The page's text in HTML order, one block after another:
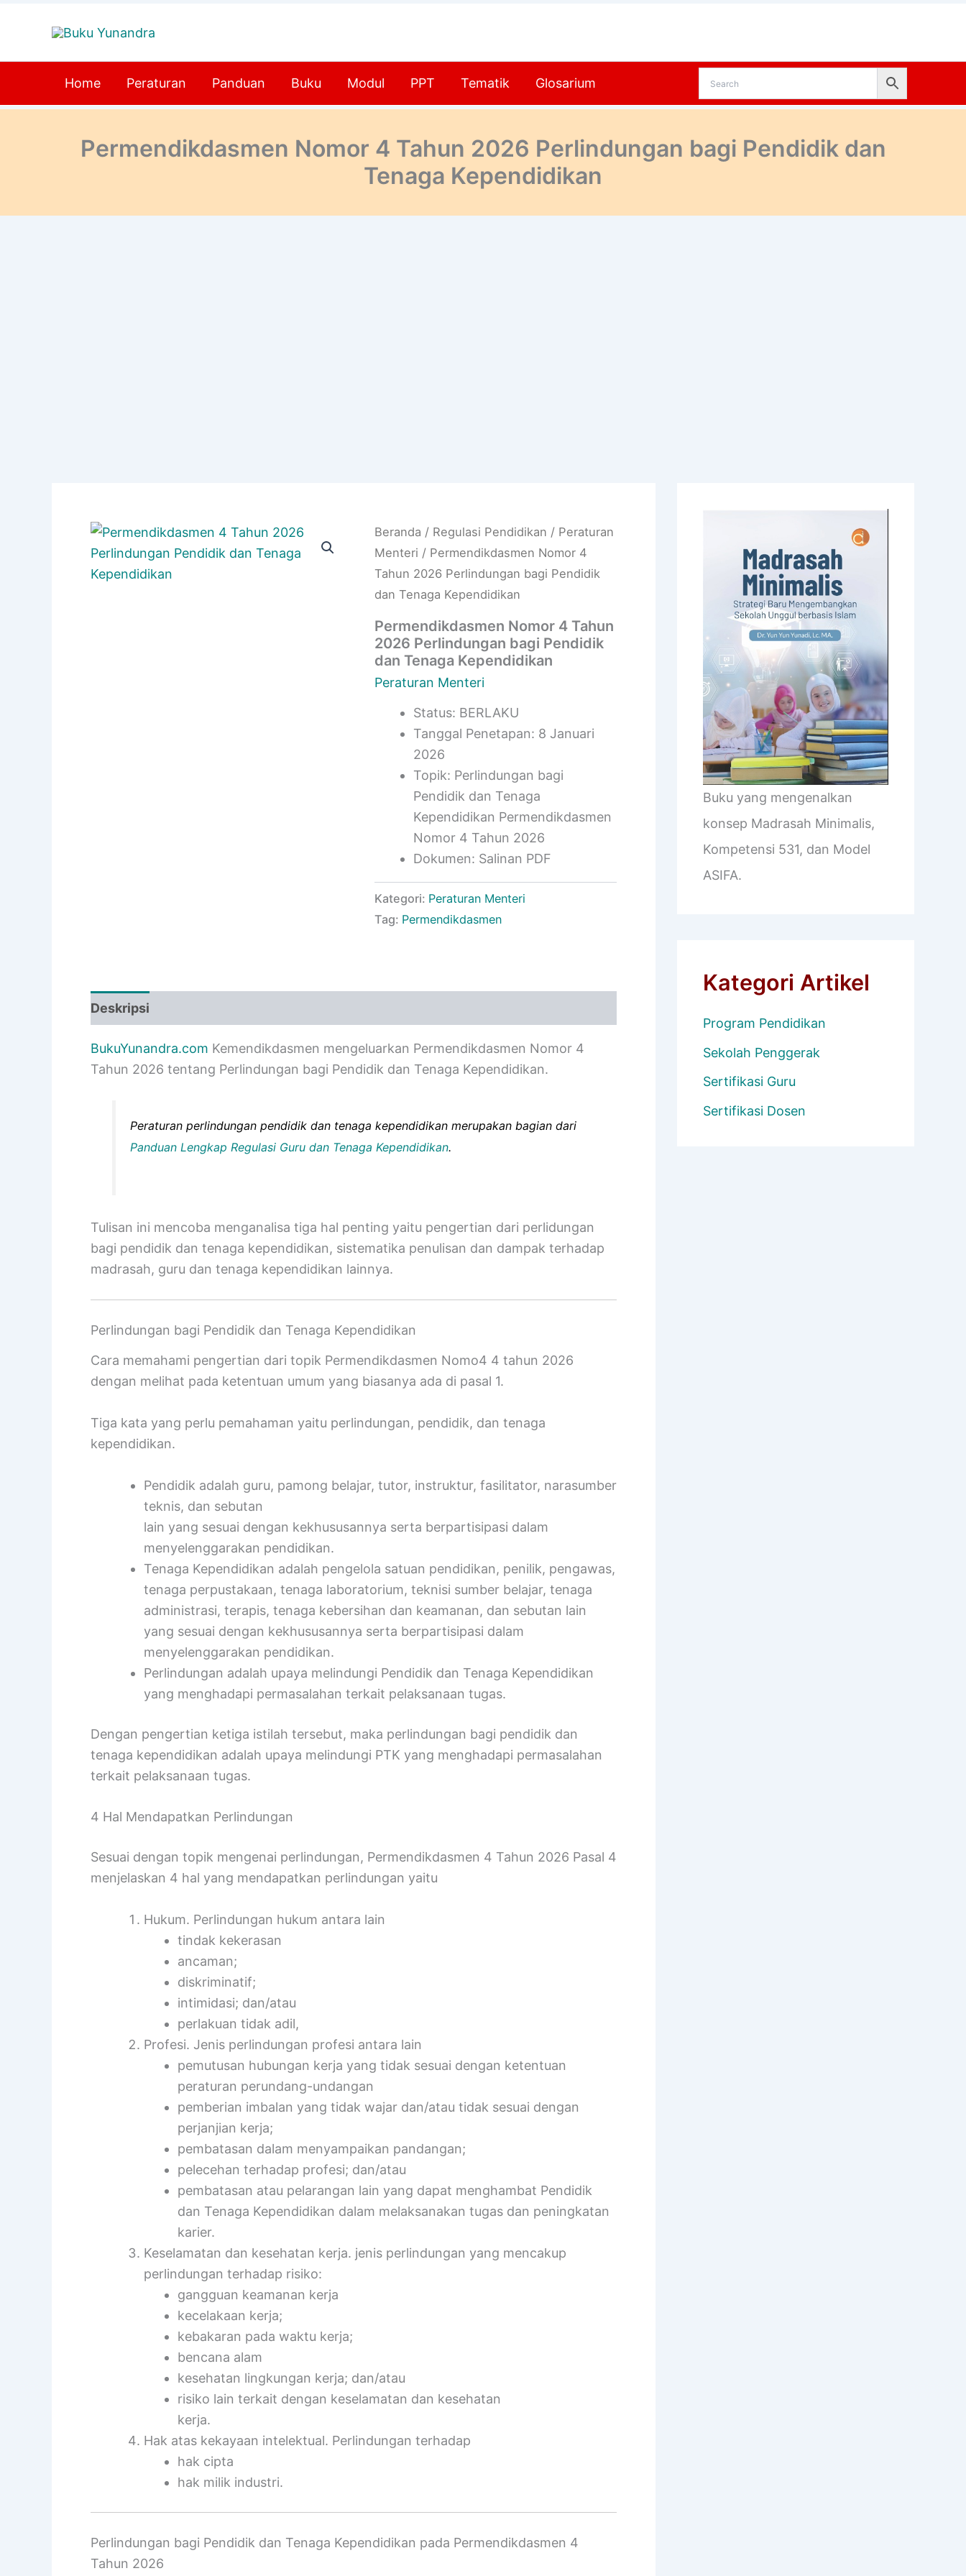
Home Peraturan Panduan Buku Modul PPT Tematik Glosarium
Permendikdasmen Nomor 4 Tahun 2026 Perlindungan bagi Pendidik dan
Tenaga Kependidikan
Beranda / Regulasi Pendidikan / Peraturan
Menteri / Permendikdasmen Nomor 4
Tahun 2026 Perlindungan bagi Pendidik
dan Tenaga Kependidikan
Permendikdasmen Nomor 4 Tahun
2026 Perlindungan bagi Pendidik
dan Tenaga Kependidikan
Peraturan Menteri
Status: BERLAKU
Tanggal Penetapan: 8 Januari
2026
Topik: Perlindungan bagi
Pendidik dan Tenaga
Kependidikan Permendikdasmen
Nomor 4 Tahun 2026
Dokumen: Salinan PDF
Kategori: Peraturan Menteri
Tag: Permendikdasmen
Deskripsi
BukuYunandra.com Kemendikdasmen mengeluarkan Permendikdasmen Nomor 4
Tahun 2026 tentang Perlindungan bagi Pendidik dan Tenaga Kependidikan.
Peraturan perlindungan pendidik dan tenaga kependidikan merupakan bagian dari
Panduan Lengkap Regulasi Guru dan Tenaga Kependidikan.
Tulisan ini mencoba menganalisa tiga hal penting yaitu pengertian dari perlidungan
bagi pendidik dan tenaga kependidikan, sistematika penulisan dan dampak terhadap
madrasah, guru dan tenaga kependidikan lainnya.
Perlindungan bagi Pendidik dan Tenaga Kependidikan
Cara memahami pengertian dari topik Permendikdasmen Nomo4 4 tahun 2026
dengan melihat pada ketentuan umum yang biasanya ada di pasal 1.
Tiga kata yang perlu pemahaman yaitu perlindungan, pendidik, dan tenaga
kependidikan.
Pendidik adalah guru, pamong belajar, tutor, instruktur, fasilitator, narasumber
teknis, dan sebutan
lain yang sesuai dengan kekhususannya serta berpartisipasi dalam
menyelenggarakan pendidikan.
Tenaga Kependidikan adalah pengelola satuan pendidikan, penilik, pengawas,
tenaga perpustakaan, tenaga laboratorium, teknisi sumber belajar, tenaga
administrasi, terapis, tenaga kebersihan dan keamanan, dan sebutan lain
yang sesuai dengan kekhususannya serta berpartisipasi dalam
menyelenggarakan pendidikan.
Perlindungan adalah upaya melindungi Pendidik dan Tenaga Kependidikan
yang menghadapi permasalahan terkait pelaksanaan tugas.
Dengan pengertian ketiga istilah tersebut, maka perlindungan bagi pendidik dan
tenaga kependidikan adalah upaya melindungi PTK yang menghadapi permasalahan
terkait pelaksanaan tugas.
4 Hal Mendapatkan Perlindungan
Sesuai dengan topik mengenai perlindungan, Permendikdasmen 4 Tahun 2026 Pasal 4
menjelaskan 4 hal yang mendapatkan perlindungan yaitu
Hukum. Perlindungan hukum antara lain
tindak kekerasan
ancaman;
diskriminatif;
intimidasi; dan/atau
perlakuan tidak adil,
Profesi. Jenis perlindungan profesi antara lain
pemutusan hubungan kerja yang tidak sesuai dengan ketentuan
peraturan perundang-undangan
pemberian imbalan yang tidak wajar dan/atau tidak sesuai dengan
perjanjian kerja;
pembatasan dalam menyampaikan pandangan;
pelecehan terhadap profesi; dan/atau
pembatasan atau pelarangan lain yang dapat menghambat Pendidik
dan Tenaga Kependidikan dalam melaksanakan tugas dan peningkatan
karier.
Keselamatan dan kesehatan kerja. jenis perlindungan yang mencakup
perlindungan terhadap risiko:
gangguan keamanan kerja
kecelakaan kerja;
kebakaran pada waktu kerja;
bencana alam
kesehatan lingkungan kerja; dan/atau
risiko lain terkait dengan keselamatan dan kesehatan
kerja.
Hak atas kekayaan intelektual. Perlindungan terhadap
hak cipta
hak milik industri.
Perlindungan bagi Pendidik dan Tenaga Kependidikan pada Permendikdasmen 4
Tahun 2026
Buku yang mengenalkan
konsep Madrasah Minimalis,
Kompetensi 531, dan Model
ASIFA.
Kategori Artikel
Program Pendidikan
Sekolah Penggerak
Sertifikasi Guru
Sertifikasi Dosen